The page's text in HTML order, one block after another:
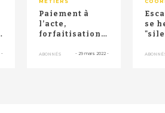
-
Paiement à
l’acte,
forfaitisation,
quelle
ABONNÉS - 29 mars 2022 -
se